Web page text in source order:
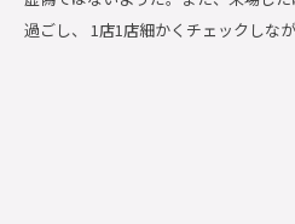
過ごし、 1店1店細かくチェックしな